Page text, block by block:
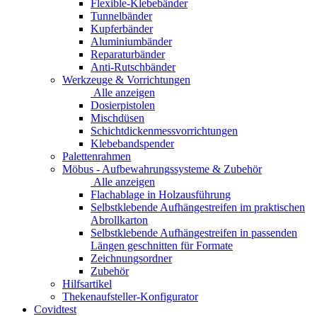
Flexible-Klebebänder
Tunnelbänder
Kupferbänder
Aluminiumbänder
Reparaturbänder
Anti-Rutschbänder
Werkzeuge & Vorrichtungen
Alle anzeigen
Dosierpistolen
Mischdüsen
Schichtdickenmessvorrichtungen
Klebebandspender
Palettenrahmen
Möbus - Aufbewahrungssysteme & Zubehör
Alle anzeigen
Flachablage in Holzausführung
Selbstklebende Aufhängestreifen im praktischen
Abrollkarton
Selbstklebende Aufhängestreifen in passenden
Längen geschnitten für Formate
Zeichnungsordner
Zubehör
Hilfsartikel
Thekenaufsteller-Konfigurator
Covidtest